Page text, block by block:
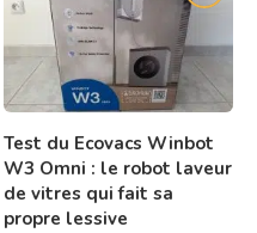
Test du Ecovacs Winbot
W3 Omni : le robot laveur
de vitres qui fait sa
propre lessive